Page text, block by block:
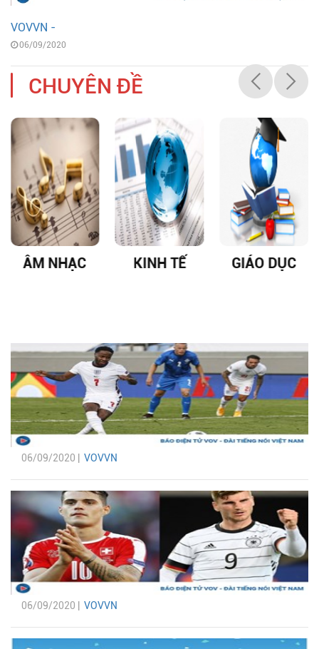
VOVVN -
06/09/2020
CHUYÊN ĐỀ
NHẠC KINH TẾ GIÁO DỤC
06/09/2020 | VOVVN
06/09/2020 | VOVVN